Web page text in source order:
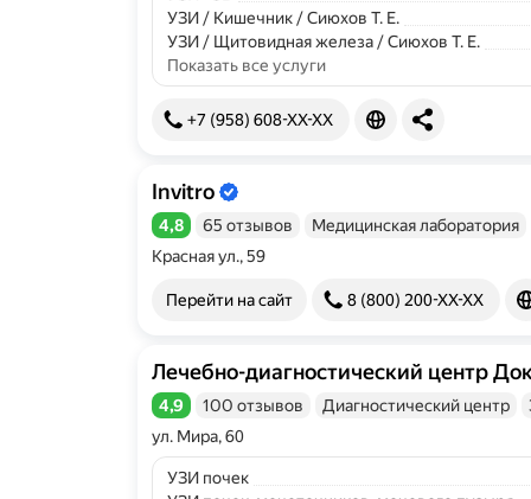
УЗИ / Кишечник / Сиюхов Т. Е.
УЗИ / Щитовидная железа / Сиюхов Т. Е.
Показать все услуги
+7 (958) 608-XX-XX
Invitro
Информация об организации
Рейтинг 4,8 из 5
4,8 65 отзывов Медицинская лаборатория
Красная ул., 59
Перейти на сайт 8 (800) 200-XX-XX
Лечебно-диагностический центр
Информация об организации
Рейтинг 4,9 из 5
4,9 100 отзывов Диагностический центр
ул. Мира, 60
УЗИ почек